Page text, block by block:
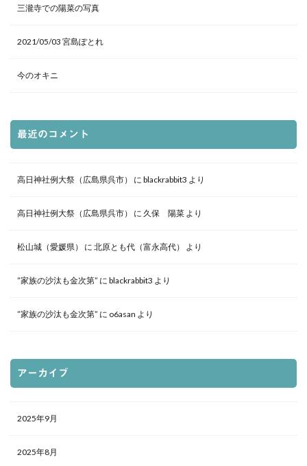
三瀧寺での陽菜の写真
2021/05/03 宮島ぽとれ
今のオキニ
最近のコメント
高日神社例大祭（広島県呉市） に blackrabbit3 より
高日神社例大祭（広島県呉市） に 久保 陽菜 より
松山城（愛媛県） に 北原とも代（富永高代） より
”家族の沙汰も金次第” に blackrabbit3 より
”家族の沙汰も金次第” に o6asan より
アーカイブ
2025年9月
2025年8月